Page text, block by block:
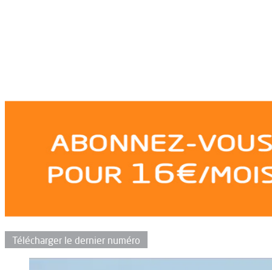
Télécharger le dernier numéro